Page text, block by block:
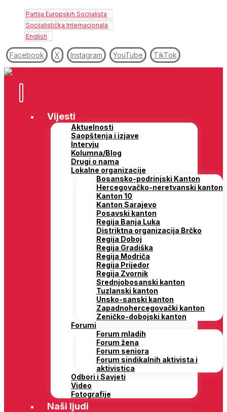
Partija Europskih Socijalista
Socijalistička Internacionala
English
Facebook X Instagram YouTube TikTok
Vijesti
Aktuelnosti
Saopštenja i izjave
Intervju
Kolumna/Blog
Drugi o nama
Lokalne organizacije
Bosansko-podrinjski Kanton
Hercegovačko-neretvanski kanton
Kanton 10
Kanton Sarajevo
Posavski kanton
Regija Banja Luka
Distriktna organizacija Brčko
Regija Doboj
Regija Gradiška
Regija Modriča
Regija Prijedor
Regija Zvornik
Srednjobosanski kanton
Tuzlanski kanton
Unsko-sanski kanton
Zapadnohercegovački kanton
Zeničko-dobojski kanton
Forumi
Forum mladih
Forum žena
Forum seniora
Forum sindikalnih aktivista i
aktivistica
Odbori i Savjeti
Video
Fotografije
Naši ljudi